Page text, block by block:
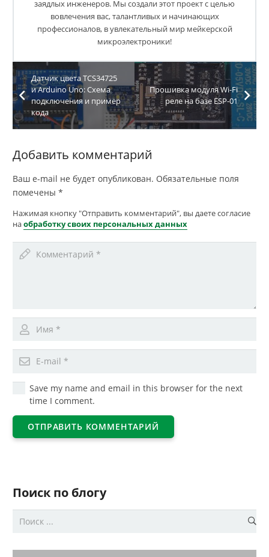
заядлых инженеров. Мы создали этот проект с целью
вовлечения вас, талантливых и начинающих
профессионалов, в увлекательный мир мейкерской
микроэлектроники!
Датчик цвета TCS34725
и Arduino Uno: Схема
подключения и пример
кода
Прошивка модуля Wi-Fi
реле на базе ESP-01
Добавить комментарий
Ваш e-mail не будет опубликован. Обязательные поля
помечены *
Нажимая кнопку "Отправить комментарий", вы даете согласие
наобработку своих персональных данных
Save my name and email in this browser for the next
time I comment.
ОТПРАВИТЬ КОММЕНТАРИЙ
Поиск по блогу